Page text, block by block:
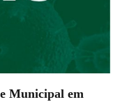
Municipal em